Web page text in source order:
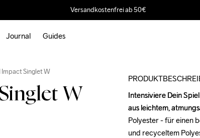
Versandkostenfrei ab 50€
Journal Guides
Impact Singlet W
W
Intensiviere Dein
aus leichtem,
Polyester - für einen
und recyceltem
Intensiviere Dein
aus leichtem,
Polyester - für einen
und recyceltem